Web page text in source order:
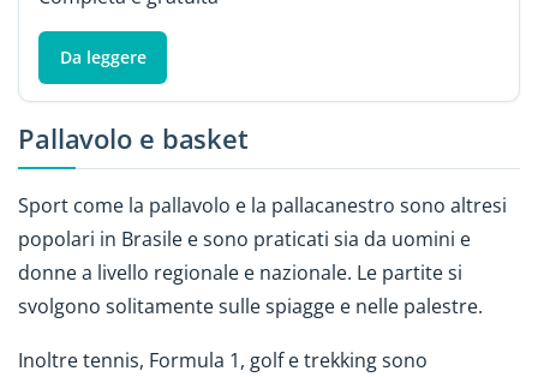
Da leggere
Pallavolo e basket
Sport come la pallavolo e la pallacanestro sono altresi
popolari in Brasile e sono praticati sia da uomini e
donne a livello regionale e nazionale. Le partite si
svolgono solitamente sulle spiagge e nelle palestre.
Inoltre tennis, Formula 1, golf e trekking sono